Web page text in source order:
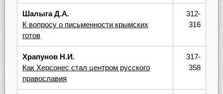
Шалыга Д.А.
К вопросу о письменности крымских
готов
312-
316
Храпунов Н.И.
Как Херсонес стал центром русского
православия
317-
358